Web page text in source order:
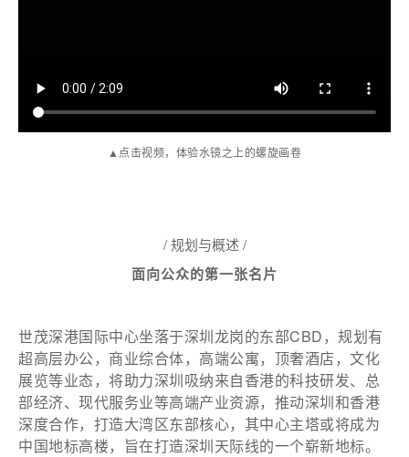
▲点击视频，体验水镜之上的螺旋画卷
/ 规划与概述 /
面向公众的第一张名片
世茂深港国际中心坐落于深圳龙岗的东部CBD，规划有
超高层办公，商业综合体，高端公寓，顶奢酒店，文化
展览等业态，将助力深圳吸纳来自香港的科技研发、总
部经济、现代服务业等高端产业资源，推动深圳和香港
深度合作，打造大湾区东部核心，其中心主塔或将成为
中国地标高楼，旨在打造深圳天际线的一个崭新地标。